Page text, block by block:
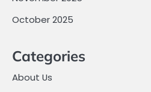
October 2025
Categories
About Us